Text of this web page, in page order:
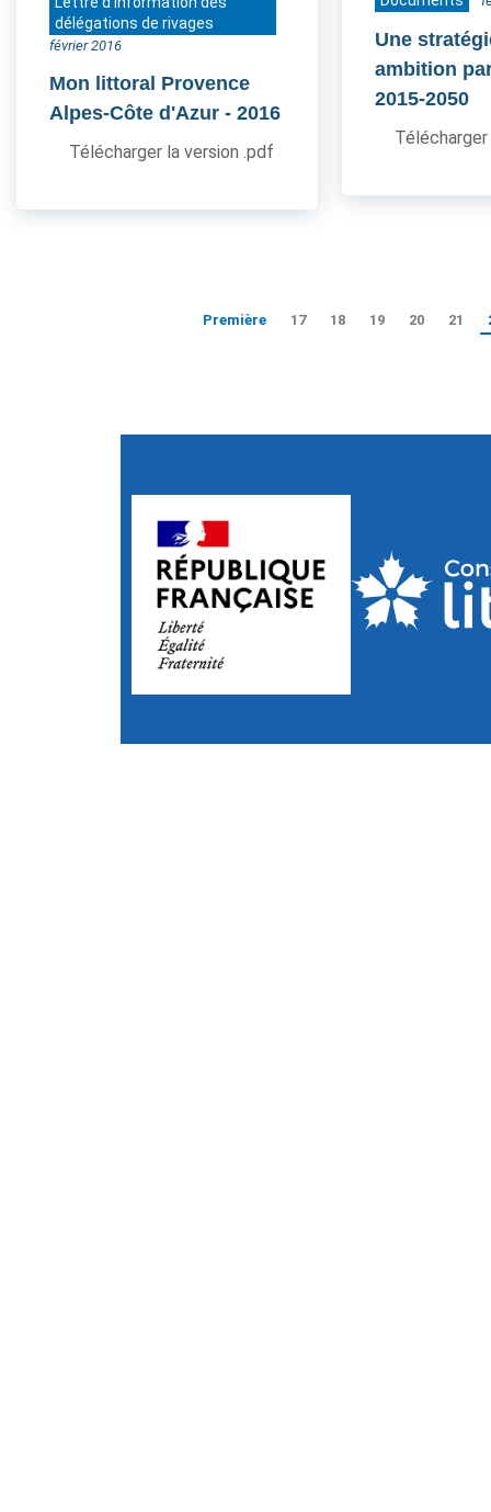
délégations de rivages
février 2016
Mon littoral Provence
Alpes-Côte d'Azur - 2016
Télécharger la version .pdf
Une
ambition
2015-2050
Première 17 18 19 20 21